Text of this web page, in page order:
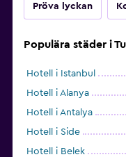
Pröva lyckan
Populära städer i
Hotell i Istanbul
Hotell i Alanya
Hotell i Antalya
Hotell i Side
Hotell i Belek